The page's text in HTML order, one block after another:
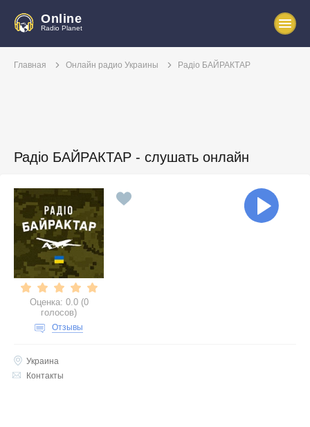
Online
Radio Planet
Главная Онлайн радио Украины Радіо БАЙРАКТАР
Радіо БАЙРАКТАР - слушать онлайн
Оценка: 0.0 (0
голосов)
Отзывы
Украина
Контакты